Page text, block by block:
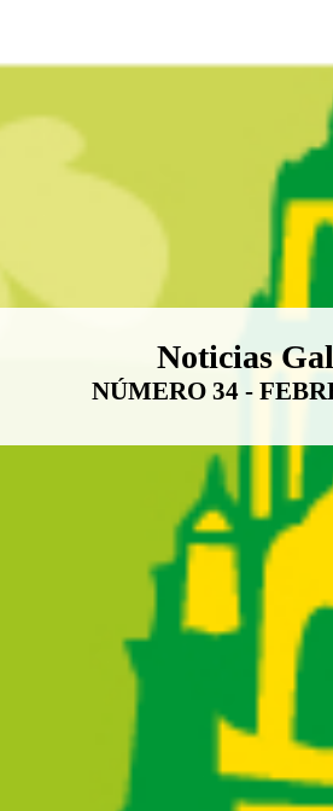
Boletín
Noticias
NÚMERO 34 -